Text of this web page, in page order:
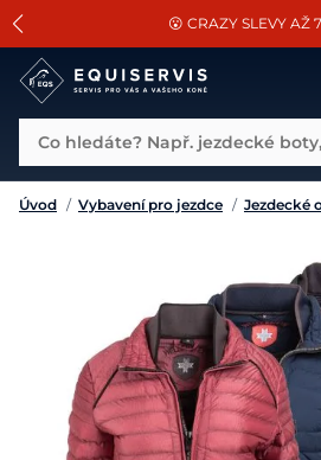
SLEVA 13% na vše od
😮 CRAZY SLEVY AŽ
📐Pasování a doplňky k vybraným
Úvod / Vybavení pro jezdce / Jezdecké